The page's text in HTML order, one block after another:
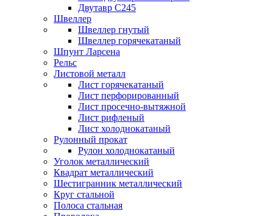
Двутавр С245
Швеллер
Швеллер гнутый
Швеллер горячекатаный
Шпунт Ларсена
Рельс
Листовой металл
Лист горячекатаный
Лист перфорированный
Лист просечно-вытяжной
Лист рифленый
Лист холоднокатаный
Рулонный прокат
Рулон холоднокатаный
Уголок металлический
Квадрат металлический
Шестигранник металлический
Круг стальной
Полоса стальная